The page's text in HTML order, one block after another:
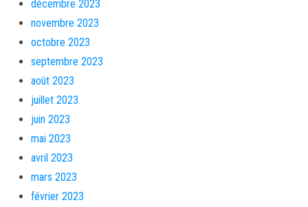
décembre 2023
novembre 2023
octobre 2023
septembre 2023
août 2023
juillet 2023
juin 2023
mai 2023
avril 2023
mars 2023
février 2023